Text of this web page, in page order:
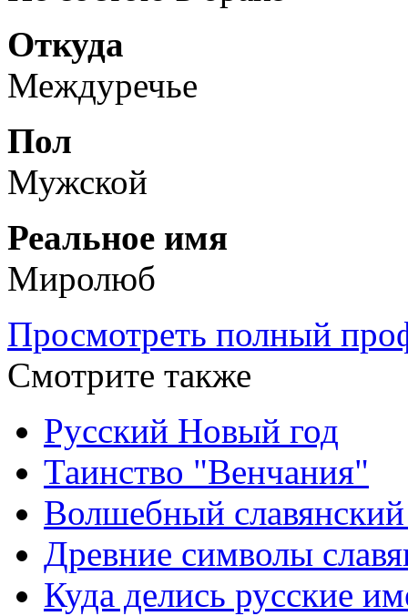
Откуда
Междуречье
Пол
Мужской
Реальное имя
Миролюб
Просмотреть полный
Смотрите также
Русский Новый год
Таинство "Венчания"
Волшебный славянский
Древние символы
Куда делись русские